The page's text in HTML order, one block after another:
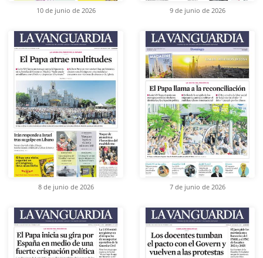
10 de junio de 2026 9 de junio de 2026
8 de junio de 2026 7 de junio de 2026